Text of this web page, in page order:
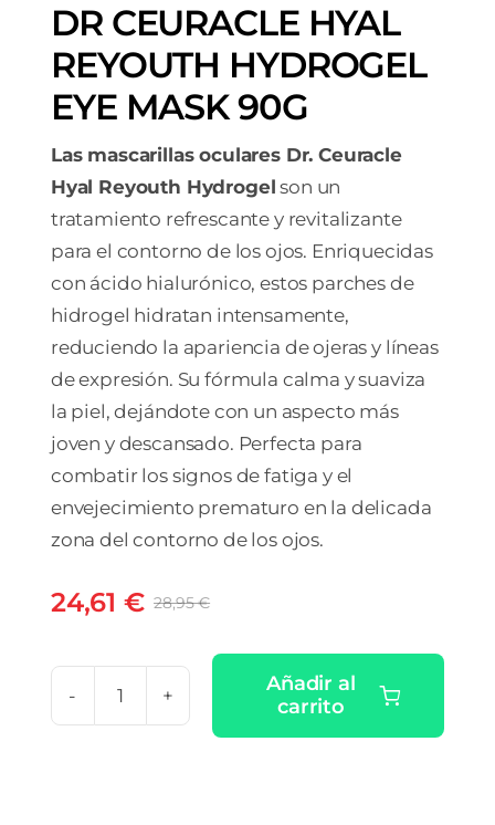
DR CEURACLE HYAL
REYOUTH HYDROGEL
EYE MASK 90G
Las mascarillas oculares Dr. Ceuracle
Hyal Reyouth Hydrogel son un
tratamiento refrescante y revitalizante
para el contorno de los ojos. Enriquecidas
con ácido hialurónico, estos parches de
hidrogel hidratan intensamente,
reduciendo la apariencia de ojeras y líneas
de expresión. Su fórmula calma y suaviza
la piel, dejándote con un aspecto más
joven y descansado. Perfecta para
combatir los signos de fatiga y el
envejecimiento prematuro en la delicada
zona del contorno de los ojos.
28,95€El
precio
original
28,95 €.
24,61 €
El
precio
actual
24,61 €.
DR
CEURACLE
Añadir al
carrito